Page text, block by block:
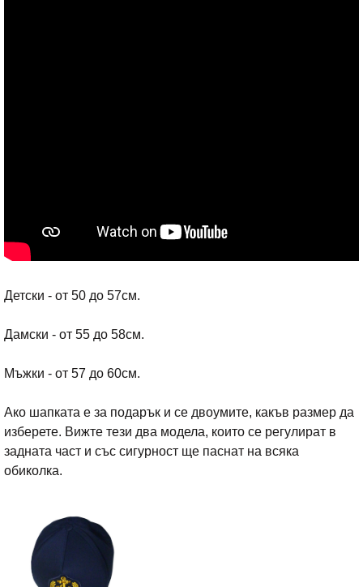
Детски - от 50 до 57см.
Дамски - от 55 до 58см.
Мъжки - от 57 до 60см.
Ако шапката е за подарък и се двоумите, какъв размер да
изберете. Вижте тези два модела, които се регулират в
задната част и със сигурност ще паснат на всяка
обиколка.